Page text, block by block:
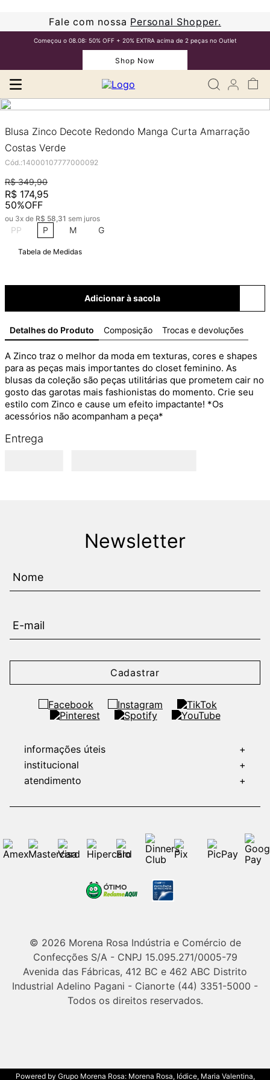
Fale com nossa Personal Shopper.
Começou o 08.08: 50% OFF + 20% EXTRA acima de 2 peças no Outlet
Shop Now
Blusa Zinco Decote Redondo Manga Curta Amarração
Costas Verde
Cód.:14000107777000092
R$ 349,90
R$ 174,95
50%OFF
ou 3x de R$ 58,31 sem juros
PP P M G
Tabela de Medidas
Adicionar à sacola
Detalhes do Produto Composição Trocas e devoluções
A Zinco traz o melhor da moda em texturas, cores e shapes
para as peças mais importantes do closet feminino. As
blusas da coleção são peças utilitárias que prometem cair no
gosto das garotas mais fashionistas do momento. Crie seu
estilo com Zinco e cause um efeito impactante! *Os
acessórios não acompanham a peça*
Entrega
Newsletter
Cadastrar
informações úteis
+
institucional
+
atendimento
+
© 2026 Morena Rosa Indústria e Comércio de
Confecções S/A - CNPJ 15.095.271/0005-79
Avenida das Fábricas, 412 BC e 462 ABC Distrito
Industrial Adelino Pagani - Cianorte (44) 3351-5000 -
Todos os direitos reservados.
Powered by Grupo Morena Rosa: Morena Rosa, Iódice, Maria Valentina,